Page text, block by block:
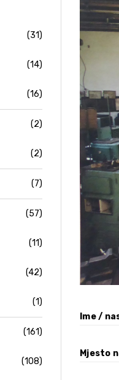
Ime /
Mjesto
(31)
(14)
(16)
(2)
(2)
(7)
(57)
(11)
(42)
(1)
(161)
(108)